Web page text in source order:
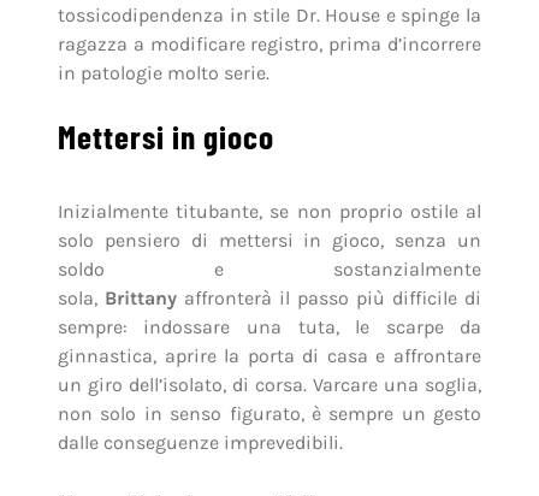
tossicodipendenza in stile Dr. House e spinge la
ragazza a modificare registro, prima d’incorrere
in patologie molto serie.
Mettersi in gioco
Inizialmente titubante, se non proprio ostile al
solo pensiero di mettersi in gioco, senza un
soldo e sostanzialmente
sola, Brittany affronterà il passo più difficile di
sempre: indossare una tuta, le scarpe da
ginnastica, aprire la porta di casa e affrontare
un giro dell’isolato, di corsa. Varcare una soglia,
non solo in senso figurato, è sempre un gesto
dalle conseguenze imprevedibili.